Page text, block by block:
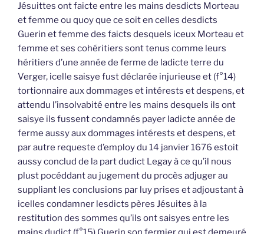
Jésuittes ont faicte entre les mains desdicts Morteau
et femme ou quoy que ce soit en celles desdicts
Guerin et femme des faicts desquels iceux Morteau et
femme et ses cohéritiers sont tenus comme leurs
héritiers d’une année de ferme de ladicte terre du
Verger, icelle saisye fust déclarée injurieuse et (f°14)
tortionnaire aux dommages et intérests et despens, et
attendu l’insolvabité entre les mains desquels ils ont
saisye ils fussent condamnés payer ladicte année de
ferme aussy aux dommages intérests et despens, et
par autre requeste d’employ du 14 janvier 1676 estoit
aussy conclud de la part dudict Legay à ce qu’il nous
plust pocéddant au jugement du procès adjuger au
suppliant les conclusions par luy prises et adjoustant à
icelles condamner lesdicts pères Jésuites à la
restitution des sommes qu’ils ont saisyes entre les